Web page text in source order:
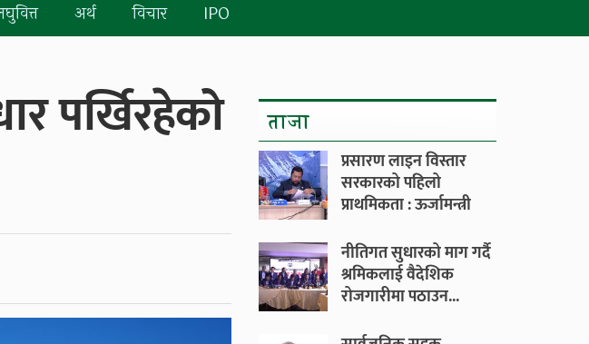
अर्थ विचार IPO
पर्खिरहेको
ताजा
प्रसारण लाइन विस्तार
सरकारको पहिलो
प्राथमिकता : ऊर्जामन्त्री
नीतिगत सुधारको माग गर्दै
श्रमिकलाई वैदेशिक
रोजगारीमा पठाउन...